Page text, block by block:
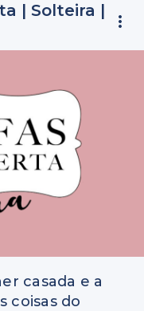
| Solteira |
casada e a
coisas do